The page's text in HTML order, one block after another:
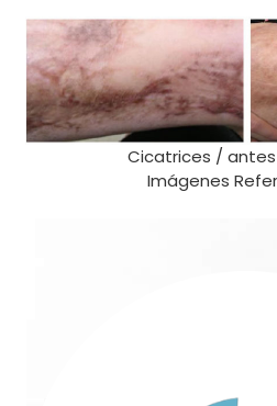
Cicatrices /
Imágenes